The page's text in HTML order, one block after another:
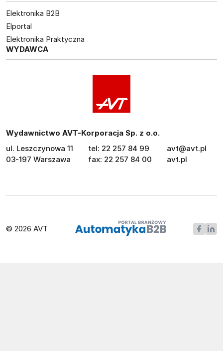
Elektronika B2B
Elportal
Elektronika Praktyczna
WYDAWCA
Wydawnictwo AVT-Korporacja Sp. z o.o.
ul. Leszczynowa 11
03-197 Warszawa
tel: 22 257 84 99
fax: 22 257 84 00
avt@avt.pl
avt.pl
© 2026 AVT